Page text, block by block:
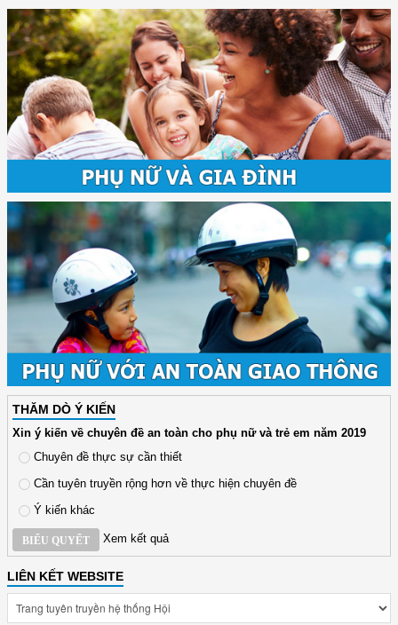
THĂM DÒ Ý KIẾN
Xin ý kiến về chuyên đề an toàn cho phụ nữ và trẻ em năm 2019
Chuyên đề thực sự cần thiết
Cần tuyên truyền rộng hơn về thực hiện chuyên đề
Ý kiến khác
BIỂU QUYẾT Xem kết quả
LIÊN KẾT WEBSITE